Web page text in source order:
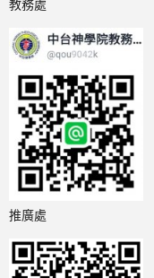
教務處
推廣處